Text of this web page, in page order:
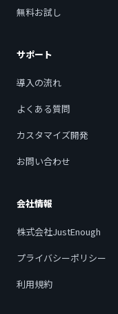
無料お試し
サポート
導入の流れ
よくある質問
カスタマイズ開発
お問い合わせ
会社情報
株式会社JustEnough
プライバシーポリシー
利用規約